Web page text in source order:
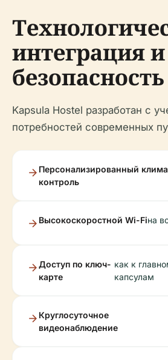
интеграция и
безопасность
Kapsula Hostel разработан с
потребностей современных
Персонализированный
контроль
Высокоскоростной Wi-Fiна
Доступ по ключ-
карте
как к
капсулам
Круглосуточное
видеонаблюдение